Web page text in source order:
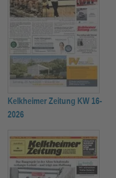
Kelkheimer Zeitung KW 16-
2026